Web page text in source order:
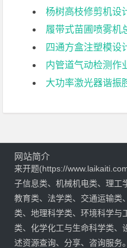
杨树高枝修剪机设
履带式苗圃喷雾机
四通方盒注塑模设
内管道气动检测作
大功率激光器谐振
网站简介
来开题(https://
子信息类、机械机电类、理工
教育类、法学类、交通运输类
类、地理科学类、环境科学与
类、化学化工与生命科学类、
述资源查询、分享、咨询服务。